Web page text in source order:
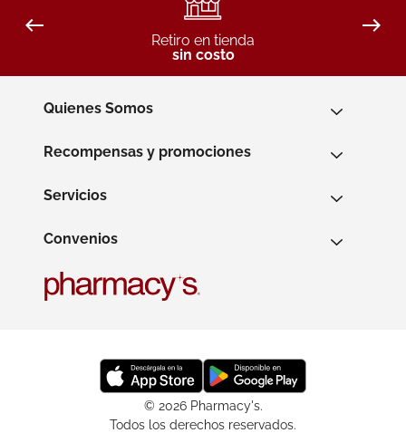
Retiro en tienda
sin costo
Quienes Somos
Recompensas y promociones
Servicios
Convenios
© 2026 Pharmacy's.
Todos los derechos reservados.